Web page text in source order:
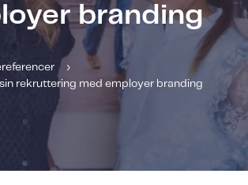
branding
›
rekruttering med employer branding